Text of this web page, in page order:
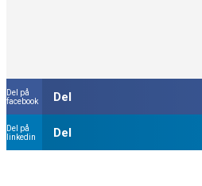
Del på
facebook
Del
Del på
linkedin
Del